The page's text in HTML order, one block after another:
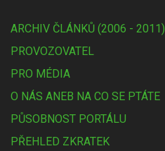
ARCHIV ČLÁNKŮ (2006 - 2011)
PROVOZOVATEL
PRO MÉDIA
O NÁS ANEB NA CO SE PTÁTE
PŮSOBNOST PORTÁLU
PŘEHLED ZKRATEK